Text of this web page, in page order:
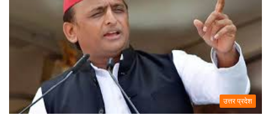
उत्तर प्रदेश